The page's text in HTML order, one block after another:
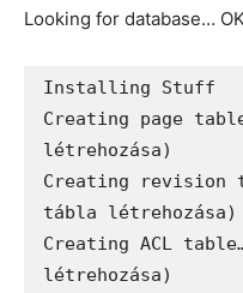
Looking for database…
Installing Stuff
Creating page
létrehozása)
Creating revision
tábla létrehozása)
Creating ACL
létrehozása)